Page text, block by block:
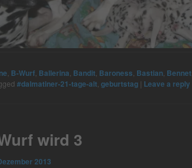
B-Wurf Ballerina Bandit Baroness Bastian Bennet
#dalmatiner-21-tage-alt geburtstag | Leave a reply
wird 3
2013